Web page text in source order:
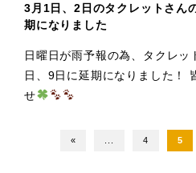
3月1日、2日のタクレットさん
期になりました
日曜日が雨予報の為、タクレッ
日、9日に延期になりました！
せ
« 4 5